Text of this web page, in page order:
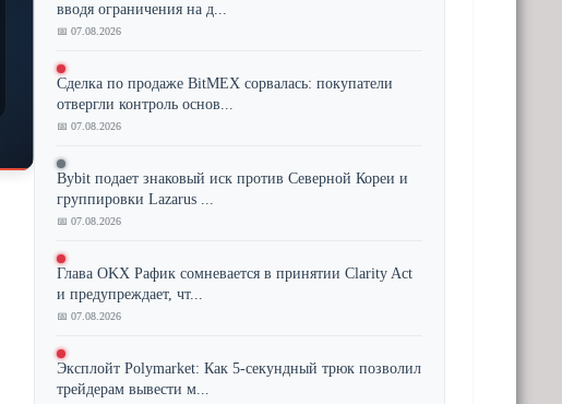
вводя ограничения на д...
📅 07.08.2026
Сделка по продаже BitMEX сорвалась: покупатели
отвергли контроль основ...
📅 07.08.2026
Bybit подает знаковый иск против Северной Кореи и
группировки Lazarus ...
📅 07.08.2026
Глава OKX Рафик сомневается в принятии Clarity Act
и предупреждает, чт...
📅 07.08.2026
Эксплойт Polymarket: Как 5-секундный трюк позволил
трейдерам вывести м...